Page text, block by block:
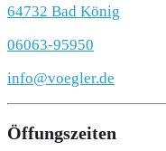
64732 Bad König
06063-95950
info@voegler.de
Öffungszeiten